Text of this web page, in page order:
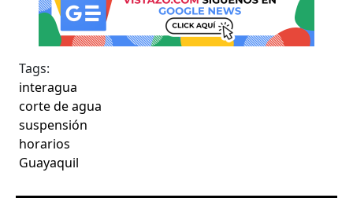
Tags:
interagua
corte de agua
suspensión
horarios
Guayaquil